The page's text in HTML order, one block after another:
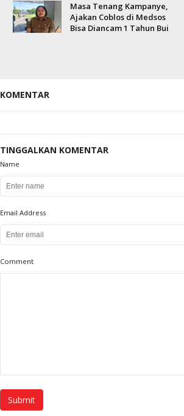
Masa Tenang Kampanye,
Ajakan Coblos di Medsos
Bisa Diancam 1 Tahun Bui
KOMENTAR
TINGGALKAN KOMENTAR
Name
Email Address
Comment